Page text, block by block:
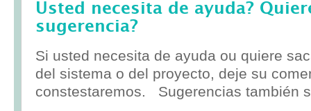
Usted necesita de ayuda?
sugerencia?
Si usted necesita de ayuda ou quiere
del sistema o del proyecto, deje su
constestaremos. Sugerencias también